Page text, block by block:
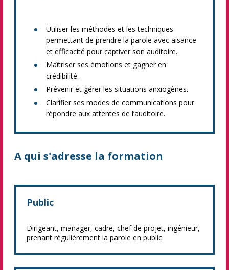
Utiliser les méthodes et les techniques
permettant de prendre la parole avec aisance
et efficacité pour captiver son auditoire.
Maîtriser ses émotions et gagner en
crédibilité.
Prévenir et gérer les situations anxiogènes.
Clarifier ses modes de communications pour
répondre aux attentes de l’auditoire.
A qui s'adresse la formation
Public
Dirigeant, manager, cadre, chef de projet, ingénieur,
prenant régulièrement la parole en public.